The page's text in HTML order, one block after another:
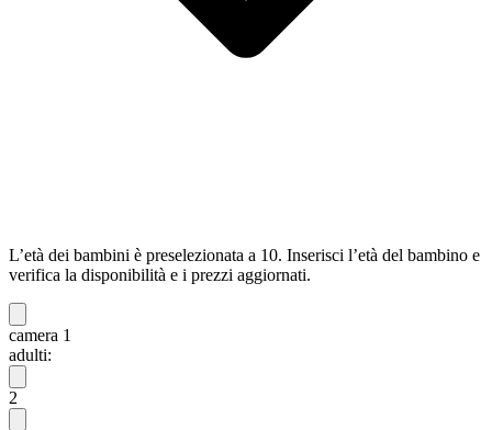
L’età dei bambini è preselezionata a 10. Inserisci l’età del bambino e
verifica la disponibilità e i prezzi aggiornati.
camera 1
adulti:
2